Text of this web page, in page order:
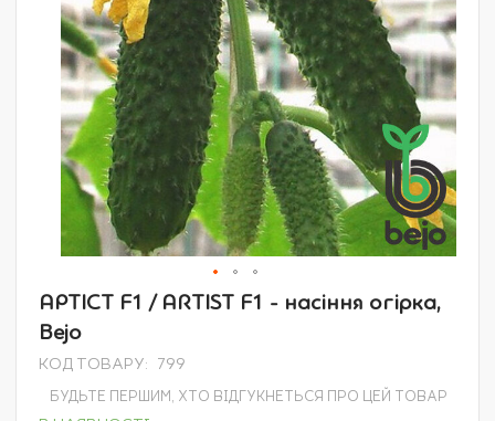
Перейти
початку
галереї
АРТІСТ F1 / ARTIST F1 - насіння огірка,
Bejo
КОД ТОВАРУ 799
БУДЬТЕ ПЕРШИМ, ХТО ВІДГУКНЕТЬСЯ ПРО ЦЕЙ ТОВАР